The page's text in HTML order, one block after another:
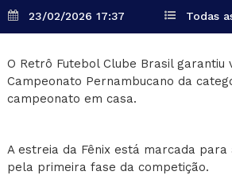
23/02/2026 17:37 Todas
O Retrô Futebol Clube Brasil
Campeonato Pernambucano da
campeonato em casa.
A estreia da Fênix está marcada
pela primeira fase da competição.